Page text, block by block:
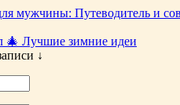
мужчины: Путеводитель и
🎄 Лучшие зимние идеи
↓